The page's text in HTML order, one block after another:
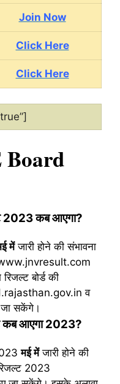
Join Now
Click Here
Click Here
Board
2023 कब आएगा?
मेंजारी होने की संभावना
www.jnvresult.com
बोर्ड की
व
सकेंगे।
कब आएगा 2023?
मई मेंजारी होने की
2023